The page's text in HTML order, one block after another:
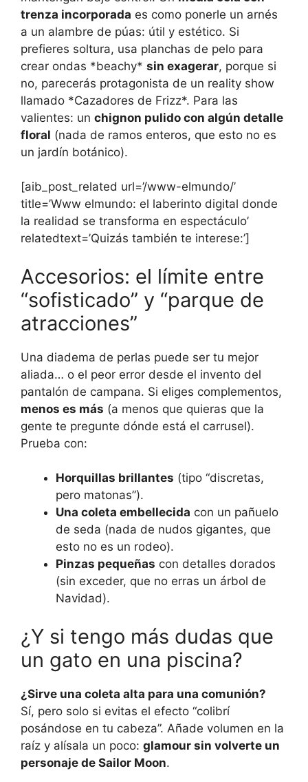
trenza incorporada es como ponerle un arnés
a un alambre de púas: útil y estético. Si
prefieres soltura, usa planchas de pelo para
crear ondas *beachy* sin exagerar, porque si
no, parecerás protagonista de un reality show
llamado *Cazadores de Frizz*. Para las
valientes: un chignon pulido con algún detalle
floral (nada de ramos enteros, que esto no es
un jardín botánico).
[aib_post_related url=’/www-elmundo/’
title=’Www elmundo: el laberinto digital donde
la realidad se transforma en espectáculo’
relatedtext=’Quizás también te interese:’]
Accesorios: el límite entre
“sofisticado” y “parque de
atracciones”
Una diadema de perlas puede ser tu mejor
aliada… o el peor error desde el invento del
pantalón de campana. Si eliges complementos,
menos es más (a menos que quieras que la
gente te pregunte dónde está el carrusel).
Prueba con:
Horquillas brillantes (tipo “discretas,
pero matonas”).
Una coleta embellecida con un pañuelo
de seda (nada de nudos gigantes, que
esto no es un rodeo).
Pinzas pequeñas con detalles dorados
(sin exceder, que no erras un árbol de
Navidad).
¿Y si tengo más dudas que
un gato en una piscina?
¿Sirve una coleta alta para una comunión?
Sí, pero solo si evitas el efecto “colibrí
posándose en tu cabeza”. Añade volumen en la
raíz y alísala un poco: glamour sin volverte un
personaje de Sailor Moon.